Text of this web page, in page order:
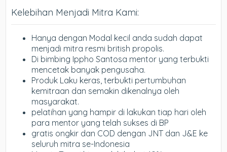
Kelebihan Menjadi Mitra Kami:
Hanya dengan Modal kecil anda sudah dapat
menjadi mitra resmi british propolis.
Di bimbing Ippho Santosa mentor yang terbukti
mencetak banyak pengusaha.
Produk Laku keras, terbukti pertumbuhan
kemitraan dan semakin dikenalnya oleh
masyarakat.
pelatihan yang hampir di lakukan tiap hari oleh
para mentor yang telah sukses di BP
gratis ongkir dan COD dengan JNT dan J&E ke
seluruh mitra se-Indonesia